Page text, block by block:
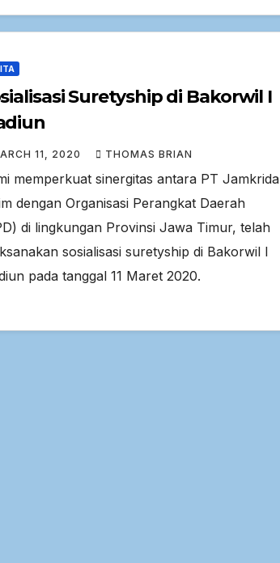
Suretyship di Bakorwil I
11, 2020 THOMAS BRIAN
memperkuat sinergitas antara PT Jamkrida
dengan Organisasi Perangkat Daerah
di lingkungan Provinsi Jawa Timur, telah
sosialisasi suretyship di Bakorwil I
pada tanggal 11 Maret 2020.